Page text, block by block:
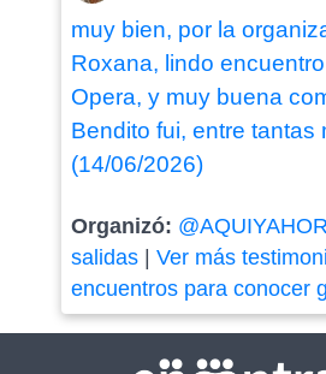
muy bien, por la
Roxana, lindo
Opera, y muy buena
Bendito fui, entre tantas
(14/06/2026)
Organizó:
salidas| Ver más
encuentros para conocer